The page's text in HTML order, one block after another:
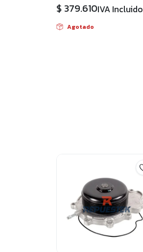
$379.610IVA Incluido
Agotado